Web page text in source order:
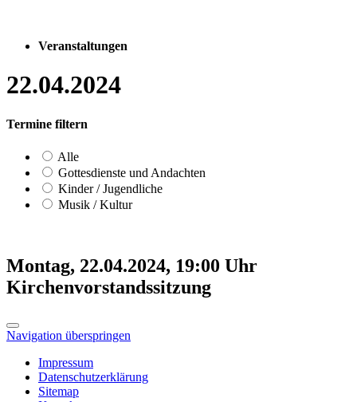
Veranstaltungen
22.04.2024
Termine filtern
Alle
Gottesdienste und Andachten
Kinder / Jugendliche
Musik / Kultur
Montag, 22.04.2024, 19:00 Uhr
Kirchenvorstandssitzung
Navigation überspringen
Impressum
Datenschutzerklärung
Sitemap